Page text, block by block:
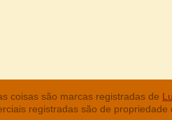
coisas são marcas registradas de
registradas são de propriedade